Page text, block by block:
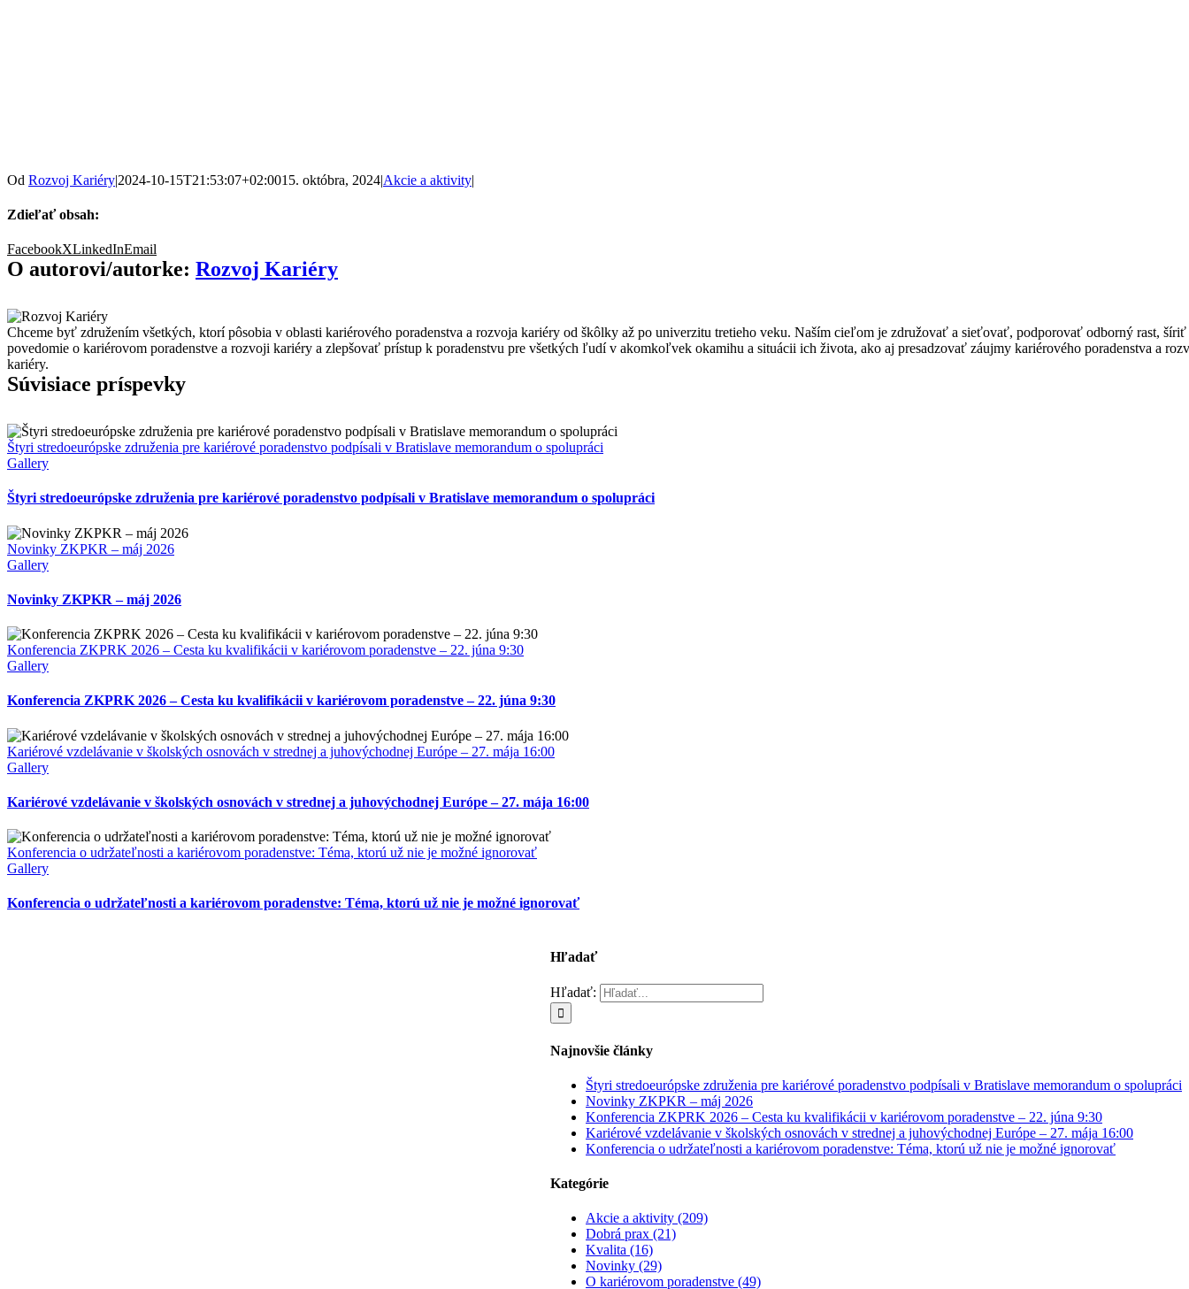
Od Rozvoj Kariéry|2024-10-15T21:53:07+02:0015. októbra, 2024|Akcie a aktivity|
Zdieľať obsah:
FacebookXLinkedInEmail
O autorovi/autorke: Rozvoj Kariéry
Chceme byť združením všetkých, ktorí pôsobia v oblasti kariérového poradenstva a rozvoja kariéry od škôlky až po univerzitu tretieho veku. Naším cieľom je združovať a sieťovať, podporovať odborný rast, šíriť
povedomie o kariérovom poradenstve a rozvoji kariéry a zlepšovať prístup k poradenstvu pre všetkých ľudí v akomkoľvek okamihu a situácii ich života, ako aj presadzovať záujmy kariérového poradenstva a
kariéry.
Súvisiace príspevky
Štyri stredoeurópske združenia pre kariérové poradenstvo podpísali v Bratislave memorandum o spolupráci
Gallery
Štyri stredoeurópske združenia pre kariérové poradenstvo podpísali v Bratislave memorandum o spolupráci
Novinky ZKPKR – máj 2026
Gallery
Novinky ZKPKR – máj 2026
Konferencia ZKPRK 2026 – Cesta ku kvalifikácii v kariérovom poradenstve – 22. júna 9:30
Gallery
Konferencia ZKPRK 2026 – Cesta ku kvalifikácii v kariérovom poradenstve – 22. júna 9:30
Kariérové vzdelávanie v školských osnovách v strednej a juhovýchodnej Európe – 27. mája 16:00
Gallery
Kariérové vzdelávanie v školských osnovách v strednej a juhovýchodnej Európe – 27. mája 16:00
Konferencia o udržateľnosti a kariérovom poradenstve: Téma, ktorú už nie je možné ignorovať
Gallery
Konferencia o udržateľnosti a kariérovom poradenstve: Téma, ktorú už nie je možné ignorovať
Hľadať
Hľadať:
Najnovšie články
Štyri stredoeurópske združenia pre kariérové poradenstvo podpísali v Bratislave memorandum o spolupráci
Novinky ZKPKR – máj 2026
Konferencia ZKPRK 2026 – Cesta ku kvalifikácii v kariérovom poradenstve – 22. júna 9:30
Kariérové vzdelávanie v školských osnovách v strednej a juhovýchodnej Európe – 27. mája 16:00
Konferencia o udržateľnosti a kariérovom poradenstve: Téma, ktorú už nie je možné ignorovať
Kategórie
Akcie a aktivity (209)
Dobrá prax (21)
Kvalita (16)
Novinky (29)
O kariérovom poradenstve (49)